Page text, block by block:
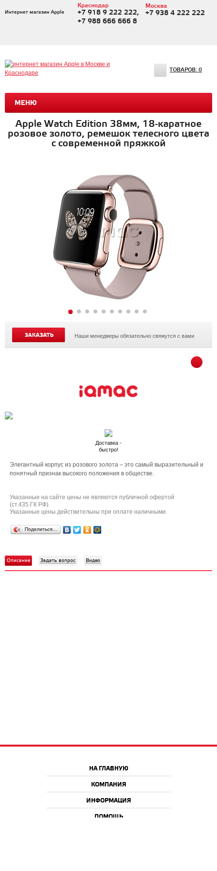
Интернет магазин Apple
Краснодар
+7 918 9 222 222,
+7 988 666 666 8
Москва
+7 938 4 222 222
МЕНЮ
ТОВАРОВ: 0
Apple Watch Edition 38мм, 18-каратное
розовое золото, ремешок телесного цвета
с современной пряжкой
ЗАКАЗАТЬ Наши менеджеры обязательно свяжутся с вами
Доставка -
быстро!
Элегантный корпус из розового золота – это самый выразительный и
понятный признак высокого положения в обществе.
Указанные на сайте цены не являются публичной офертой
(ст.435 ГК РФ).
Указанные цены действительны при оплате наличными.
Поделиться…
Описание Задать вопрос Видео
НА ГЛАВНУЮ
КОМПАНИЯ
ИНФОРМАЦИЯ
ПОМОЩЬ